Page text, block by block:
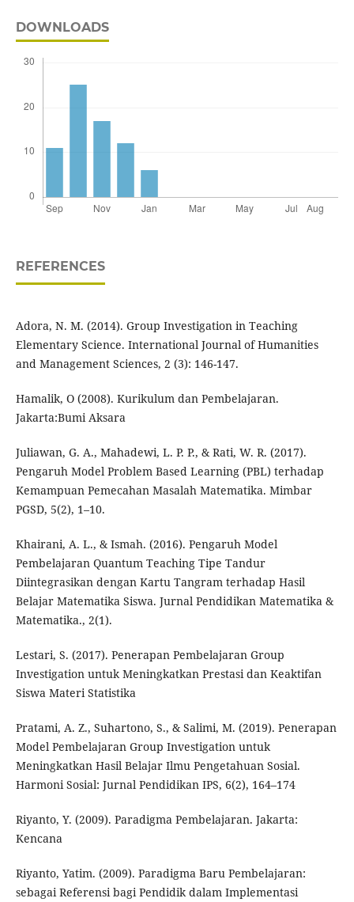
DOWNLOADS
REFERENCES
Adora, N. M. (2014). Group Investigation in Teaching
Elementary Science. International Journal of Humanities
and Management Sciences, 2 (3): 146-147.
Hamalik, O (2008). Kurikulum dan Pembelajaran.
Jakarta:Bumi Aksara
Juliawan, G. A., Mahadewi, L. P. P., & Rati, W. R. (2017).
Pengaruh Model Problem Based Learning (PBL) terhadap
Kemampuan Pemecahan Masalah Matematika. Mimbar
PGSD, 5(2), 1–10.
Khairani, A. L., & Ismah. (2016). Pengaruh Model
Pembelajaran Quantum Teaching Tipe Tandur
Diintegrasikan dengan Kartu Tangram terhadap Hasil
Belajar Matematika Siswa. Jurnal Pendidikan Matematika &
Matematika., 2(1).
Lestari, S. (2017). Penerapan Pembelajaran Group
Investigation untuk Meningkatkan Prestasi dan Keaktifan
Siswa Materi Statistika
Pratami, A. Z., Suhartono, S., & Salimi, M. (2019). Penerapan
Model Pembelajaran Group Investigation untuk
Meningkatkan Hasil Belajar Ilmu Pengetahuan Sosial.
Harmoni Sosial: Jurnal Pendidikan IPS, 6(2), 164–174
Riyanto, Y. (2009). Paradigma Pembelajaran. Jakarta:
Kencana
Riyanto, Yatim. (2009). Paradigma Baru Pembelajaran:
sebagai Referensi bagi Pendidik dalam Implementasi